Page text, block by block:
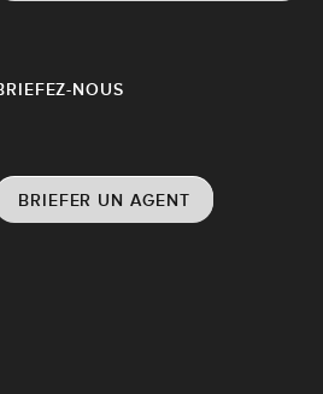
NOUS
BRIEFER UN AGENT